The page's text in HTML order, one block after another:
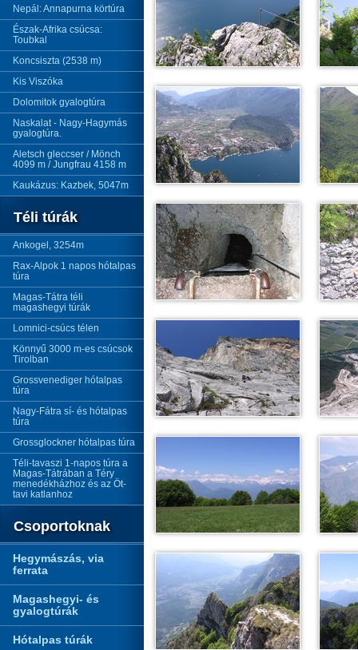
Nepál: Annapurna körtúra
Észak-Afrika csúcsa:
Toubkal
Koncsiszta (2538 m)
Kis Viszóka
Dolomitok gyalogtúra
Naskalat - Nagy-Hagymás
gyalogtúra.
Aletsch gleccser / Mönch
4099 m / Jungfrau 4158 m
Kaukázus: Kazbek, 5047m
Téli túrák
Ankogel, 3254m
Rax-Alpok 1 napos hótalpas
túra
Magas-Tátra téli
magashegyi túrák
Lomnici-csúcs télen
Könnyű 3000 m-es csúcsok
Tirolban
Grossvenediger hótalpas
túra
Nagy-Fátra sí- és hótalpas
túra
Grossglockner hótalpas túra
Téli-tavaszi 1-napos túra a
Magas-Tátrában a Téry
menedékházhoz és az Öt-
tavi katlanhoz
Csoportoknak
Hegymászás, via
ferrata
Magashegyi- és
gyalogtúrák
Hótalpas túrák